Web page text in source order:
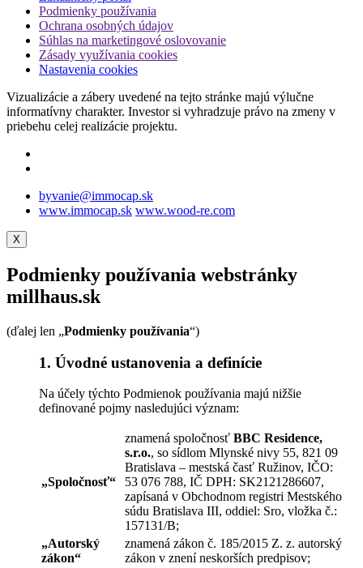
Podmienky používania
Ochrana osobných údajov
Súhlas na marketingové oslovovanie
Zásady využívania cookies
Nastavenia cookies
Vizualizácie a zábery uvedené na tejto stránke majú výlučne
informatívny charakter. Investor si vyhradzuje právo na zmeny v
priebehu celej realizácie projektu.
byvanie@immocap.sk
www.immocap.sk www.wood-re.com
X
Podmienky používania webstránky
millhaus.sk
(ďalej len „Podmienky používania“)
1. Úvodné ustanovenia a definície
Na účely týchto Podmienok používania majú nižšie
definované pojmy nasledujúci význam:
„Spoločnosť“
znamená spoločnosť BBC Residence,
s.r.o., so sídlom Mlynské nivy 55, 821 09
Bratislava – mestská časť Ružinov, IČO:
53 076 788, IČ DPH: SK2121286607,
zapísaná v Obchodnom registri Mestského
súdu Bratislava III, oddiel: Sro, vložka č.:
157131/B;
„Autorský
zákon“
znamená zákon č. 185/2015 Z. z. autorský
zákon v znení neskorších predpisov;